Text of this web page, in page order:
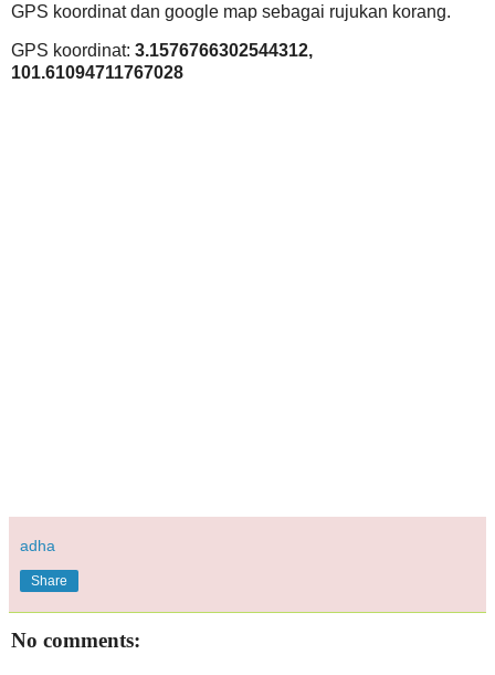
GPS koordinat dan google map sebagai rujukan korang.
GPS koordinat: 3.1576766302544312,
101.61094711767028
adha
Share
No comments: